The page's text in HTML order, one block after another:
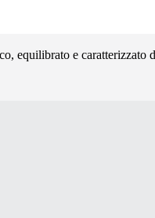
equilibrato e caratterizzato